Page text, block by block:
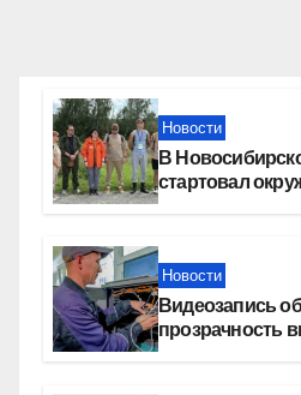
Новости
В
стартовал
Новости
Видеозапись
прозрачность